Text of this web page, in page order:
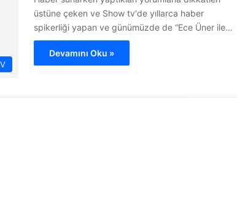
üstüne çeken ve Show tv‘de yıllarca haber
spikerliği yapan ve günümüzde de “Ece Üner ile…
Devamını Oku »